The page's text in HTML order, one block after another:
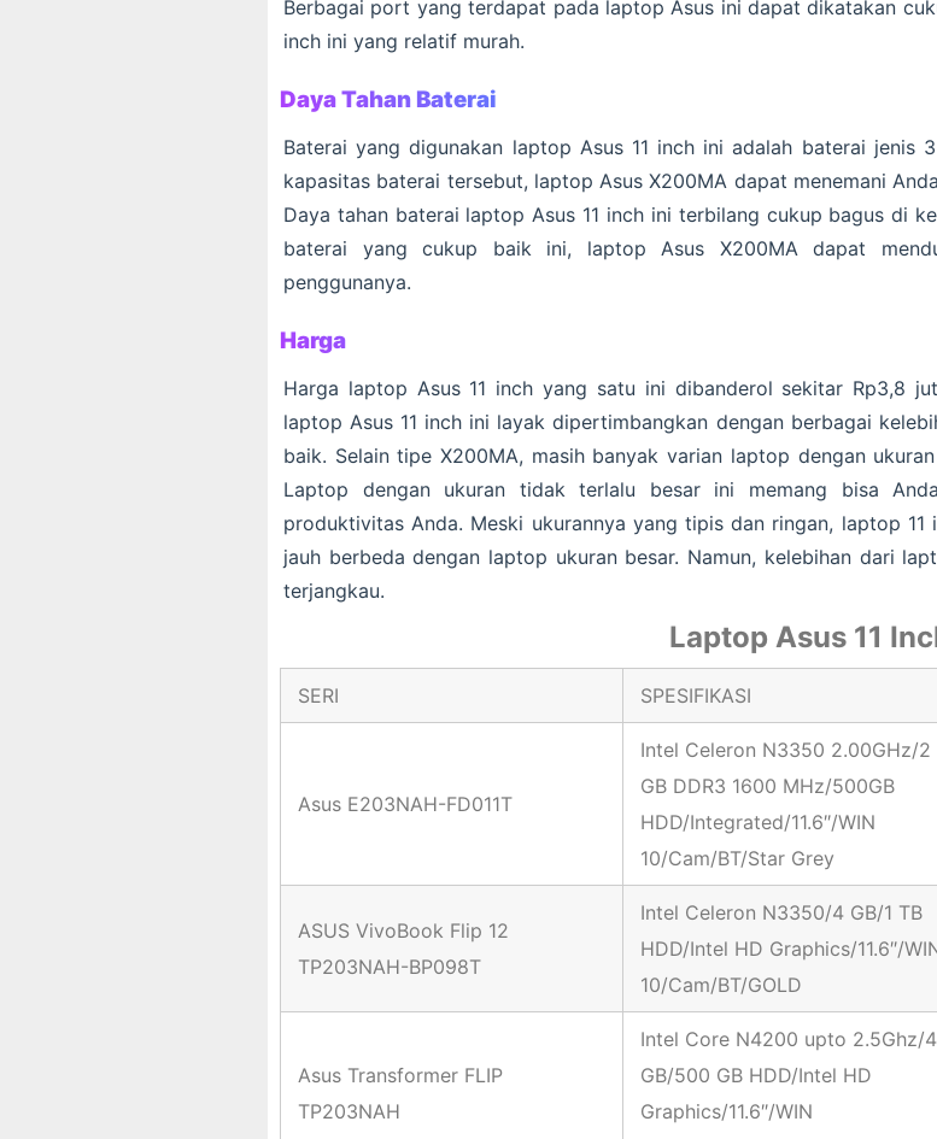
Berbagai port yang terdapat pada laptop Asus ini dapat dikatakan
inch ini yang relatif murah.
Daya Tahan Baterai
Baterai yang digunakan laptop Asus 11 inch ini adalah baterai jenis
kapasitas baterai tersebut, laptop Asus X200MA dapat menemani
Daya tahan baterai laptop Asus 11 inch ini terbilang cukup bagus di
baterai yang cukup baik ini, laptop Asus X200MA dapat
penggunanya.
Harga
Harga laptop Asus 11 inch yang satu ini dibanderol sekitar Rp3,8
laptop Asus 11 inch ini layak dipertimbangkan dengan berbagai
baik. Selain tipe X200MA, masih banyak varian laptop dengan
Laptop dengan ukuran tidak terlalu besar ini memang bisa
produktivitas Anda. Meski ukurannya yang tipis dan ringan, laptop
jauh berbeda dengan laptop ukuran besar. Namun, kelebihan dari
terjangkau.
Laptop Asus 11
SERI SPESIFIKASI
Asus E203NAH-FD011T
Intel Celeron N3350 2.00GHz/2
GB DDR3 1600 MHz/500GB
HDD/Integrated/11.6″/WIN
10/Cam/BT/Star Grey
ASUS VivoBook Flip 12
TP203NAH-BP098T
Intel Celeron N3350/4 GB/1 TB
HDD/Intel HD Graphics/11.6″/
10/Cam/BT/GOLD
Asus Transformer FLIP
TP203NAH
Intel Core N4200 upto 2.5Ghz/4
GB/500 GB HDD/Intel HD
Graphics/11.6″/WIN